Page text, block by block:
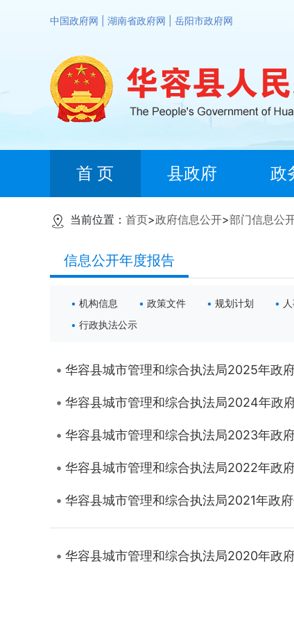
中国政府网 湖南省政府网 岳阳市政府网
首 页 县政府 政
当前位置： 首页>政府信息公开>部门信息公
信息公开年度报告
机构信息 政策文件 规划计划
行政执法公示
华容县城市管理和综合执法局2025年政
华容县城市管理和综合执法局2024年政
华容县城市管理和综合执法局2023年政
华容县城市管理和综合执法局2022年政
华容县城市管理和综合执法局2021年政
华容县城市管理和综合执法局2020年政